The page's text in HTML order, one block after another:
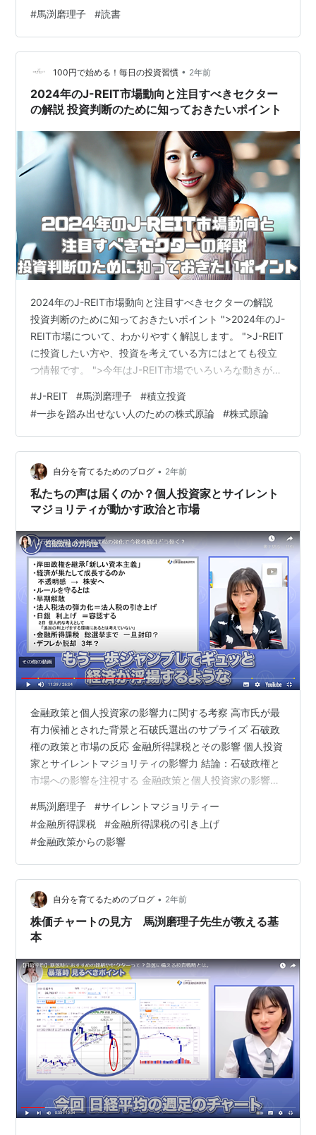
んが無事に忙しい年末を乗り越えられますように。 最後
までお読み頂きありがとうございました！
www.youtube.com
#馬渕磨理子 #読書
100円で始める！毎日の投資習慣 • 2年前
2024年のJ-REIT市場動向と注目すべきセクター
の解説 投資判断のために知っておきたいポイント
2024年のJ-REIT市場動向と注目すべきセクターの解説
投資判断のために知っておきたいポイント ">2024年のJ-
REIT市場について、わかりやすく解説します。 ">J-REIT
に投資したい方や、投資を考えている方にはとても役立
つ情報です。 ">今年はJ-REIT市場でいろいろな動きがあ
の記事を読んで、投資の参考にしてくださいね。 J-REIT
市場の見通し 2024年のJ-REIT指数は、1700ポイントか
ら1900ポイントの間で動くと予想されています。 J-
REIT市場の動きは、いろいろな要因によって決まりま
す。 これからの市場動向…
#J-REIT #馬渕磨理子 #積立投資
#一歩を踏み出せない人のための株式原論 #株式原論
自分を育てるためのブログ • 2年前
私たちの声は届くのか？個人投資家とサイレント
マジョリティが動かす政治と市場
金融政策と個人投資家の影響力に関する考察 高市氏が最
有力候補とされた背景と石破氏選出のサプライズ 石破政
権の政策と市場の反応 金融所得課税とその影響 個人投資
家とサイレントマジョリティの影響力 結論：石破政権と
市場への影響を注視する 金融政策と個人投資家の影響力
破茂氏の予想外の政権誕生が市場に与えた影響は極めて
大きなものとなりました。当初、高市早苗氏が次期総理
になると見込まれていたことから、市場では高市氏の経
済政策に期待が集まっていたのです。 しかし、結果とし
て石破氏が選出されたことで、日経平均の先物市場は大
きく動揺し、急激な下落が起こりまし…
#馬渕磨理子 #サイレントマジョリティー
#金融所得課税 #金融所得課税の引き上げ
#金融政策からの影響
自分を育てるためのブログ • 2年前
株価チャートの見方 馬渕磨理子先生が教える基
本